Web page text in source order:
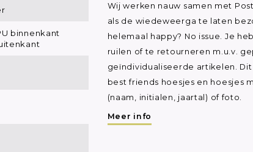
binnenkant
Wij werken nauw samen met
als de wiedeweerga te laten
helemaal happy? No issue. Je
ruilen of te retourneren m.u.v.
geïndividualiseerde artikelen.
best friends hoesjes en hoesjes
(naam, initialen, jaartal) of foto.
Meer info